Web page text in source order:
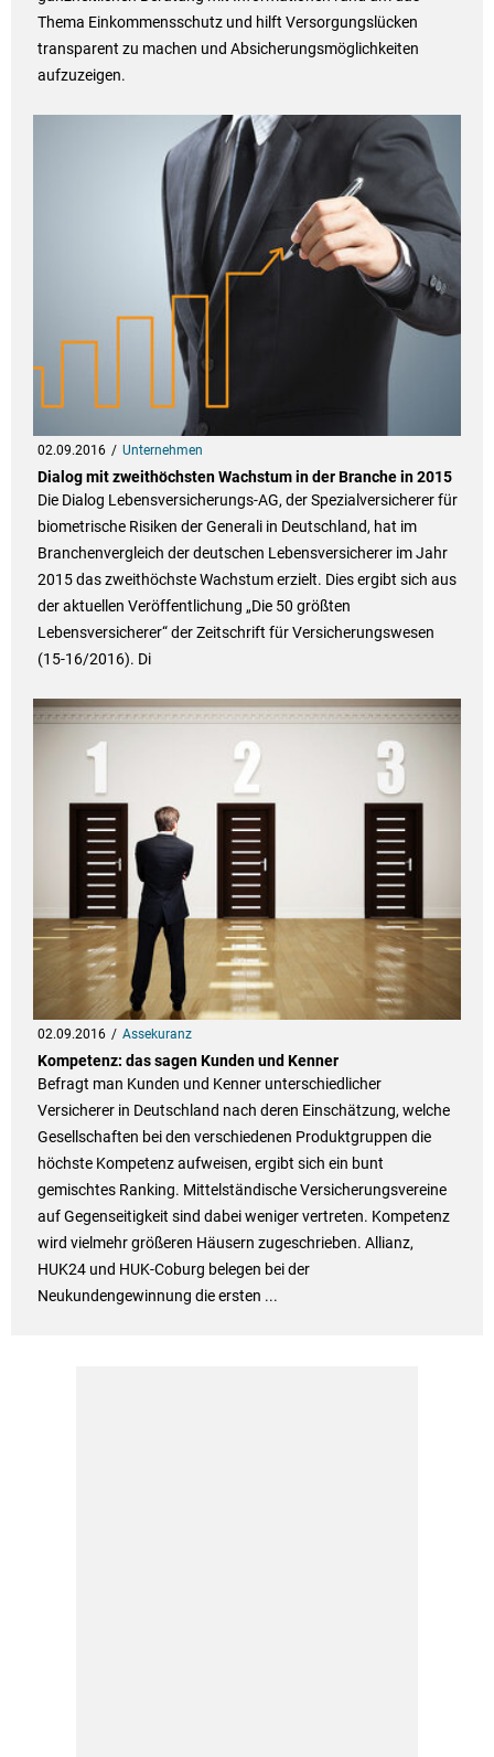
Thema Einkommensschutz und hilft Versorgungslücken
transparent zu machen und Absicherungsmöglichkeiten
aufzuzeigen.
02.09.2016 Unternehmen
Dialog mit zweithöchsten Wachstum in der Branche in 2015
Die Dialog Lebensversicherungs-AG, der Spezialversicherer für
biometrische Risiken der Generali in Deutschland, hat im
Branchenvergleich der deutschen Lebensversicherer im Jahr
2015 das zweithöchste Wachstum erzielt. Dies ergibt sich aus
der aktuellen Veröffentlichung „Die 50 größten
Lebensversicherer“ der Zeitschrift für Versicherungswesen
(15-16/2016). Di
02.09.2016 Assekuranz
Kompetenz: das sagen Kunden und Kenner
Befragt man Kunden und Kenner unterschiedlicher
Versicherer in Deutschland nach deren Einschätzung, welche
Gesellschaften bei den verschiedenen Produktgruppen die
höchste Kompetenz aufweisen, ergibt sich ein bunt
gemischtes Ranking. Mittelständische Versicherungsvereine
auf Gegenseitigkeit sind dabei weniger vertreten. Kompetenz
wird vielmehr größeren Häusern zugeschrieben. Allianz,
HUK24 und HUK-Coburg belegen bei der
Neukundengewinnung die ersten ...